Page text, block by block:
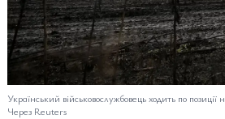
Український військовослужбовець ходить по
Через Reuters